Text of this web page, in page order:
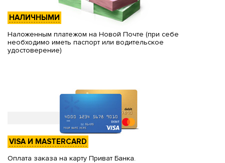
НАЛИЧНЫМИ
Наложенным платежом на Новой Почте (при себе
необходимо иметь паспорт или водительское
удостоверение)
VISA И MASTERCARD
Оплата заказа на карту Приват Банка.